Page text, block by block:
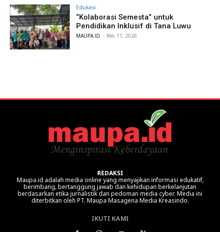
Edukasi
“Kolaborasi Semesta” untuk
Pendidikan Inklusif di Tana Luwu
MAUPA.ID - Mei 11, 2026
REDAKSI
Maupa.id adalah media online yang menyajikan informasi edukatif,
berimbang, bertanggung jawab dan kehidupan berkelanjutan
berdasarkan etika jurnalistik dan pedoman media cyber. Media ini
diterbitkan oleh PT. Maupa Masagena Media Kreasindo.
IKUTI KAMI